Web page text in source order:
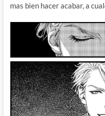
mas bien hacer acabar, a